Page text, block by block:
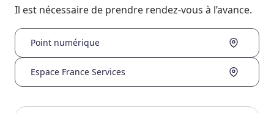
Il est nécessaire de prendre rendez-vous à l’avance.
Point numérique
Espace France Services